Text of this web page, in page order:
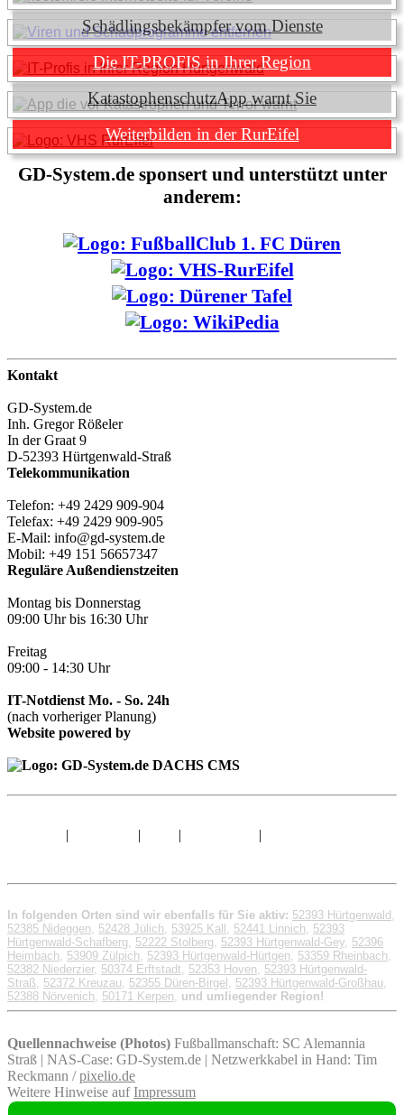
Schädlingsbekämpfer vom Dienste
Die IT-PROFIS in Ihrer Region
KatastophenschutzApp warnt Sie
Weiterbilden in der RurEifel
GD-System.de sponsert und unterstützt unter
anderem:
Kontakt
GD-System.de
Inh. Gregor Rößeler
In der Graat 9
D-52393 Hürtgenwald-Straß
Telekommunikation
Telefon: +49 2429 909-904
Telefax: +49 2429 909-905
E-Mail: info@gd-system.de
Mobil: +49 151 56657347
Reguläre Außendienstzeiten
Montag bis Donnerstag
09:00 Uhr bis 16:30 Uhr
Freitag
09:00 - 14:30 Uhr
IT-Notdienst Mo. - So. 24h
(nach vorheriger Planung)
Website powered by
| | | |
In folgenden Orten sind wir ebenfalls für Sie aktiv: 52393 Hürtgenwald
52385 Nideggen
52428 Jülich 53925 Kall 52441 Linnich
52393
Hürtgenwald-Schafberg
52222 Stolberg 52393 Hürtgenwald-Gey 52396
Heimbach
53909 Zülpich 52393 Hürtgenwald-Hürtgen 53359 Rheinbach
52382 Niederzier, 50374 Erftstadt 52353 Hoven
52393 Hürtgenwald-
Straß
52372 Kreuzau 52355 Düren-Birgel 52393 Hürtgenwald-Großhau
52388 Nörvenich
50171 Kerpen und umliegender Region!
Quellennachweise (Photos) Fußballmanschaft: SC Alemannia
Straß | NAS-Case: GD-System.de | Netzwerkkabel in Hand: Tim
Reckmann /pixelio.de
Weitere Hinweise aufImpressum